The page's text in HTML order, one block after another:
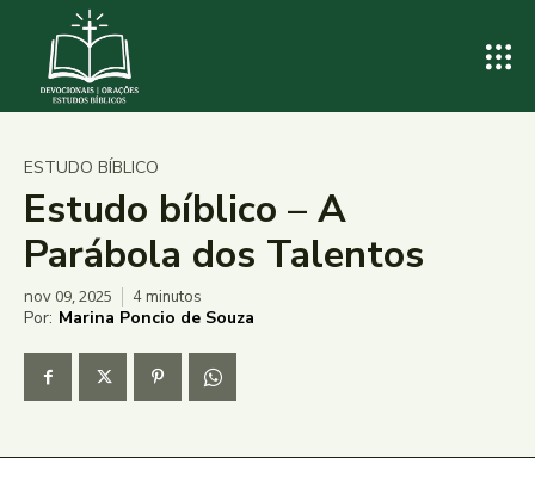
ESTUDO BÍBLICO
Estudo bíblico – A
Parábola dos Talentos
nov 09, 2025 4minutos
Por: Marina Poncio de Souza